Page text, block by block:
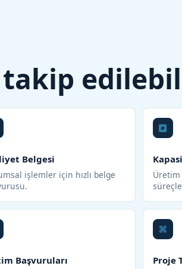
takip
Belgesi
işlemler için hızlı belge
Üretim
Başvuruları Proje